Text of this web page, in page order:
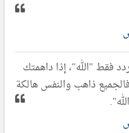
فقط "الله"، إذا داهمتك
ذاهب والنفس هالكة